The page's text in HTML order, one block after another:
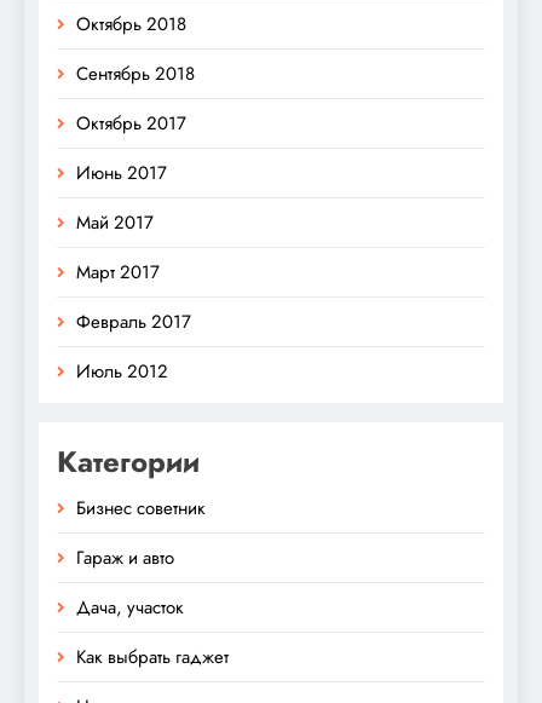
Октябрь 2018
Сентябрь 2018
Октябрь 2017
Июнь 2017
Май 2017
Март 2017
Февраль 2017
Июль 2012
Категории
Бизнес советник
Гараж и авто
Дача, участок
Как выбрать гаджет